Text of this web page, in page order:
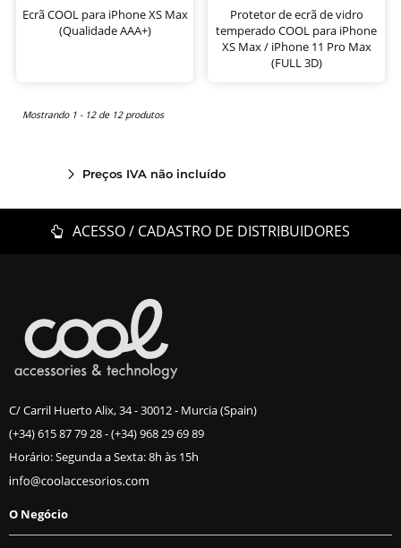
Ecrã COOL para iPhone XS Max
(Qualidade AAA+)
Protetor de ecrã de vidro
temperado COOL para iPhone
XS Max / iPhone 11 Pro Max
(FULL 3D)
Mostrando 1 - 12 de 12 produtos
Preços IVA não incluído
ACESSO / CADASTRO DE DISTRIBUIDORES
C/ Carril Huerto Alix, 34 - 30012 - Murcia (Spain)
(+34) 615 87 79 28-(+34) 968 29 69 89
Horário: Segunda a Sexta: 8h às 15h
O Negócio